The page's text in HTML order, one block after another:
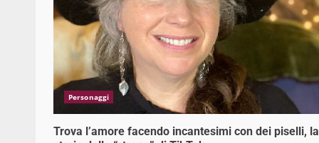
Personaggi
Trova l’amore facendo incantesimi con dei piselli, la